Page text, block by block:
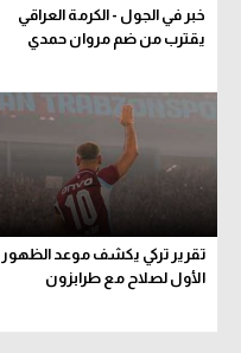
خبر في الجول - الكرمة العراقي
يقترب من ضم مروان حمدي
تقرير تركي يكشف موعد الظهور
الأول لصلاح مع طرابزون